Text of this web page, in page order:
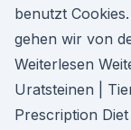
benutzt
gehen wir von
Weiterlesen
Uratsteinen |
Prescription